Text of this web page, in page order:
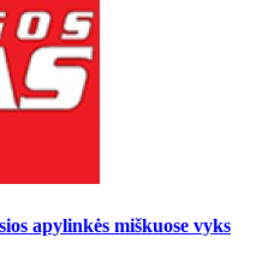
apylinkės miškuose vyks